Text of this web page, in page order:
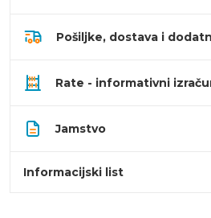
Pošiljke, dostava i
Rate - informativni
Jamstvo
Informacijski list